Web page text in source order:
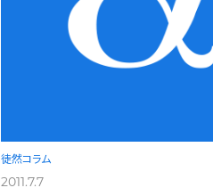
徒然コラム
2011.7.7